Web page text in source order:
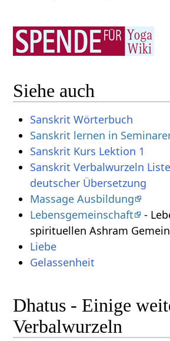
Siehe auch
Sanskrit Wörterbuch
Sanskrit lernen in
Sanskrit Kurs Lektion 1
Sanskrit Verbalwurzeln
deutscher Übersetzung
Massage Ausbildung
Lebensgemeinschaft
-
spirituellen Ashram
Liebe
Gelassenheit
Dhatus - Einige
Verbalwurzeln